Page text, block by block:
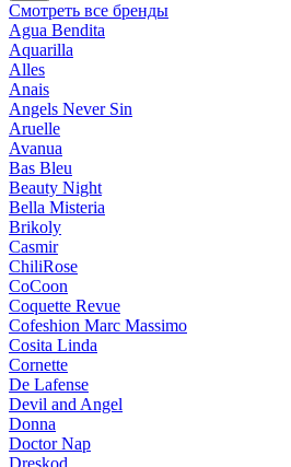
Смотреть все бренды
Agua Bendita
Aquarilla
Alles
Anais
Angels Never Sin
Aruelle
Avanua
Bas Bleu
Beauty Night
Bella Misteria
Brikoly
Casmir
ChiliRose
CoCoon
Coquette Revue
Cofeshion Marc Massimo
Cosita Linda
Cornette
De Lafense
Devil and Angel
Donna
Doctor Nap
Dreskod